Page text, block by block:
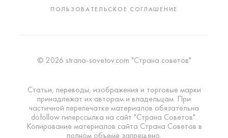
ПОЛЬЗОВАТЕЛЬСКОЕ СОГЛАШЕНИЕ
© 2026 strana-sovetov.com "Страна советов"
Статьи, переводы, изображения и торговые марки
принадлежат их авторам и владельцам. При
частичной перепечатке материалов обязательна
dofollow гиперссылка на сайт "Страна Советов".
Копирование материалов сайта Страна Советов в
полном объеме запрещено.